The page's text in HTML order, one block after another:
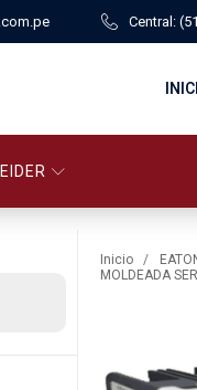
Central:
Inicio /
MOLDEADA